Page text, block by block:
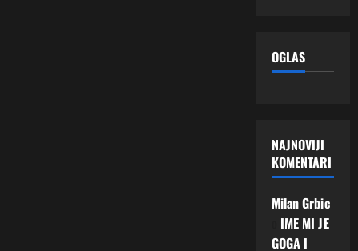
OGLAS
NAJNOVIJI
KOMENTARI
Milan Grbic
IME MI JE
GOGA I